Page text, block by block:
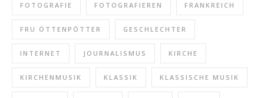
FOTOGRAFIE FOTOGRAFIEREN FRANKREICH
FRU ÖTTENPÖTTER GESCHLECHTER
INTERNET JOURNALISMUS KIRCHE
KIRCHENMUSIK KLASSIK KLASSISCHE MUSIK